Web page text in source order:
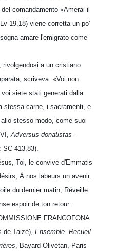
comandamento «Amerai il
19,18) viene corretta un po'
amare l'emigrato come
a un cristiano
scriveva: «Voi non
siete stati generati dalla
stessa carne, i sacramenti, e
stesso modo, come suoi
Adversus donatistas –
SC 413,83).
Toi, le convive d'Emmatis
À nos labeurs un avenir.
du dernier matin, Réveille
espoir de ton retour.
FRANCOFONA
de Taizé), Ensemble. Recueil
, Bayard-Olivétan, Paris-